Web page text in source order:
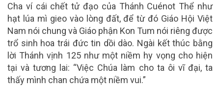
Cha ví cái chết tử đạo của Thánh Cuénot Thể như
hạt lúa mì gieo vào lòng đất, để từ đó Giáo Hội Việt
Nam nói chung và Giáo phận Kon Tum nói riêng được
trổ sinh hoa trái đức tin dồi dào. Ngài kết thúc bằng
lời Thánh vịnh 125 như một niềm hy vọng cho hiện
tại và tương lai: “Việc Chúa làm cho ta ôi vĩ đại, ta
thấy mình chan chứa một niềm vui.”